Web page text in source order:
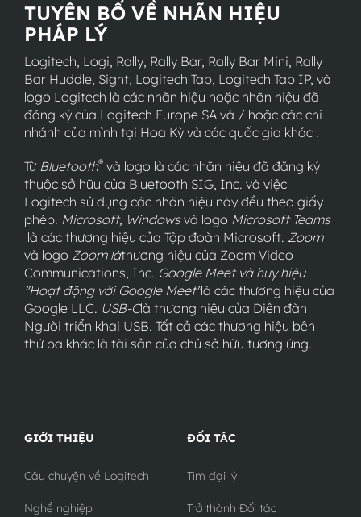
TUYÊN BỐ VỀ NHÃN HIỆU
PHÁP LÝ
Logitech, Logi, Rally, Rally Bar, Rally Bar Mini, Rally
Bar Huddle, Sight, Logitech Tap, Logitech Tap IP, và
logo Logitech là các nhãn hiệu hoặc nhãn hiệu đã
đăng ký của Logitech Europe SA và / hoặc các chi
nhánh của mình tại Hoa Kỳ và các quốc gia khác .
Từ Bluetooth® và logo là các nhãn hiệu đã đăng ký
thuộc sở hữu của Bluetooth SIG, Inc. và việc
Logitech sử dụng các nhãn hiệu này đều theo giấy
phép. Microsoft, Windowsvà logo Microsoft Teams
là các thương hiệu của Tập đoàn Microsoft. Zoom
và logo Zoom làthương hiệu của Zoom Video
Communications, Inc. Google Meet và huy hiệu
"Hoạt động với Google Meet"là các thương hiệu của
Google LLC. USB-Clà thương hiệu của Diễn đàn
Người triển khai USB. Tất cả các thương hiệu bên
thứ ba khác là tài sản của chủ sở hữu tương ứng.
GIỚI THIỆU
Câu chuyện về Logitech
Nghề nghiệp
ĐỐI TÁC
Tìm đại lý
Trở thành Đối tác